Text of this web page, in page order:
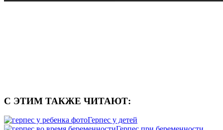
С ЭТИМ ТАКЖЕ ЧИТАЮТ:
Герпес у детей